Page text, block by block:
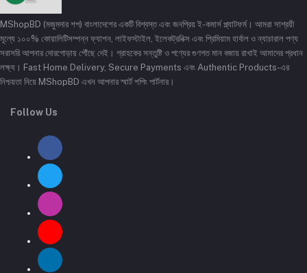
MShopBD (মজুমদার শপ) বাংলাদেশের একটি বিশ্বস্ত এবং জনপ্রিয় ই-কমার্স প্ল্যাটফর্ম। আমরা সাশ্রয়ী
মূল্যে ১০০% কোয়ালিটিসম্পন্ন ফ্যাশন, লাইফস্টাইল, ইলেকট্রনিক্স এবং প্রিমিয়াম হার্বাল ও ন্যাচারাল পণ্য
সরাসরি আপনার দোরগোড়ায় পৌঁছে দেই। গ্রাহকের সন্তুষ্টি ও পণ্যের গুণগত মান বজায় রাখাই আমাদের প্রধান
লক্ষ্য। Fast Home Delivery, Secure Payments এবং Authentic Products-এর
নিশ্চয়তা নিয়ে MShopBD এখন আপনার স্মার্ট শপিং পার্টনার।
Follow Us